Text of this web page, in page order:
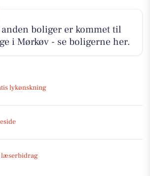
anden boliger er kommet til
i Mørkøv - se boligerne her.
lykønskning
læserbidrag